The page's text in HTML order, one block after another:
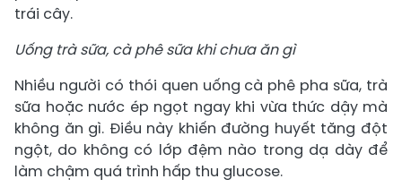
trái cây.
Uống trà sữa, cà phê sữa khi chưa ăn gì
Nhiều người có thói quen uống cà phê pha sữa, trà
sữa hoặc nước ép ngọt ngay khi vừa thức dậy mà
không ăn gì. Điều này khiến đường huyết tăng đột
ngột, do không có lớp đệm nào trong dạ dày để
làm chậm quá trình hấp thu glucose.